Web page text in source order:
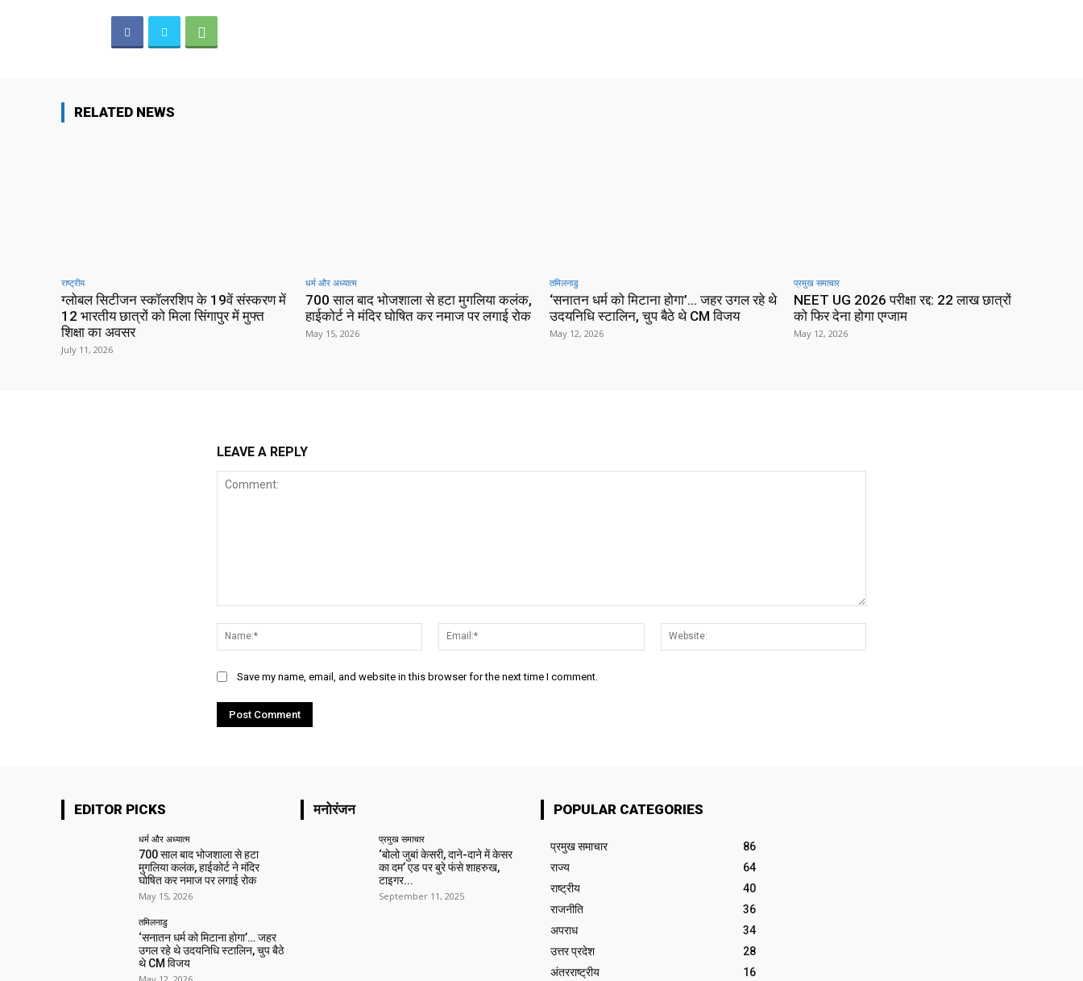
RELATED NEWS
राष्ट्रीय
ग्लोबल सिटीजन स्कॉलरशिप के 19वें संस्करण में
12 भारतीय छात्रों को मिला सिंगापुर में मुफ्त
शिक्षा का अवसर
July 11, 2026
धर्म और अध्यात्म
700 साल बाद भोजशाला से हटा मुगलिया कलंक,
हाईकोर्ट ने मंदिर घोषित कर नमाज पर लगाई रोक
May 15, 2026
तमिलनाडु
‘सनातन धर्म को मिटाना होगा’… जहर उगल रहे थे
उदयनिधि स्टालिन, चुप बैठे थे CM विजय
May 12, 2026
प्रमुख समाचार‎
NEET UG 2026 परीक्षा रद्द: 22 लाख छात्रों
को फिर देना होगा एग्जाम
May 12, 2026
LEAVE A REPLY
Name:*
Email:*
Save my name, email, and website in this browser for the next time I comment.
EDITOR PICKS
धर्म और अध्यात्म
700 साल बाद भोजशाला से हटा
मुगलिया कलंक, हाईकोर्ट ने मंदिर
घोषित कर नमाज पर लगाई रोक
May 15, 2026
तमिलनाडु
‘सनातन धर्म को मिटाना होगा’… जहर
उगल रहे थे उदयनिधि स्टालिन, चुप बैठे
थे CM विजय
मनोरंजन
प्रमुख समाचार‎
‘बोलो जुबां केसरी, दाने-दाने में केसर
का दम’ एड पर बुरे फंसे शाहरुख,
टाइगर...
September 11, 2025
POPULAR CATEGORIES
प्रमुख समाचार‎
86
राज्य
64
राष्ट्रीय
40
राजनीति
36
अपराध
34
उत्तर प्रदेश
28
अंतरराष्ट्रीय
16